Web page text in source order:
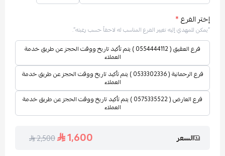
إختر الفرع*
“يمكن للمهدي إليه تغيير الفرع المناسب له لاحقاً حسب رغبته”.
فرع العقيق ( 0554444112 ) يتم تأكيد تاريخ ووقت الحجز عن طريق خدمة
العملاء
فرع الرحمانية ( 0533302336 ) يتم تأكيد تاريخ ووقت الحجز عن طريق خدمة
العملاء
فرع العارض ( 0575335522 ) يتم تأكيد تاريخ ووقت الحجز عن طريق خدمة
العملاء
السعر 1,600
2,500